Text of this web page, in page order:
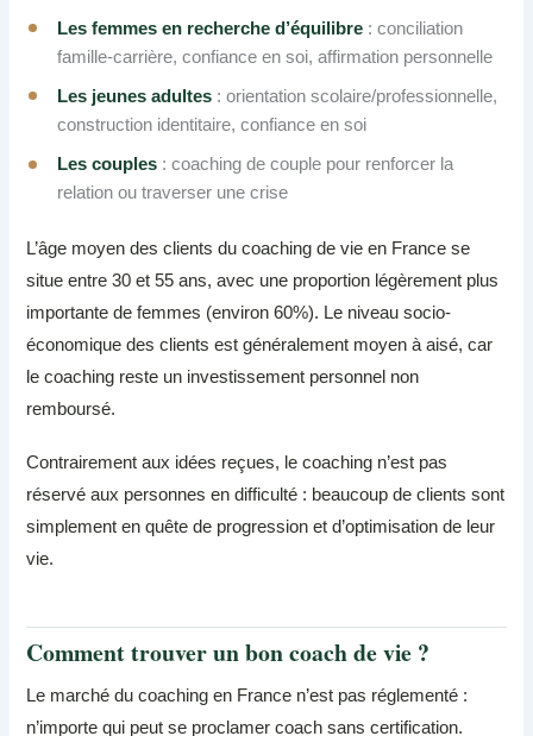
Les femmes en recherche d’équilibre : conciliation
famille-carrière, confiance en soi, affirmation personnelle
Les jeunes adultes : orientation scolaire/professionnelle,
construction identitaire, confiance en soi
Les couples : coaching de couple pour renforcer la
relation ou traverser une crise
L’âge moyen des clients du coaching de vie en France se
situe entre 30 et 55 ans, avec une proportion légèrement plus
importante de femmes (environ 60%). Le niveau socio-
économique des clients est généralement moyen à aisé, car
le coaching reste un investissement personnel non
remboursé.
Contrairement aux idées reçues, le coaching n’est pas
réservé aux personnes en difficulté : beaucoup de clients sont
simplement en quête de progression et d’optimisation de leur
vie.
Comment trouver un bon coach de vie ?
Le marché du coaching en France n’est pas réglementé :
n’importe qui peut se proclamer coach sans certification.